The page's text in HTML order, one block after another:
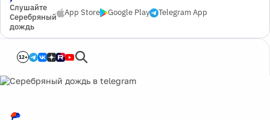
Слушайте
Серебряный
дождь
App Store Google Play Telegram App
12+